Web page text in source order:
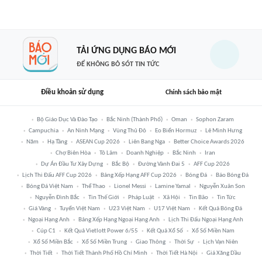
TẢI ỨNG DỤNG BÁO MỚI
ĐỂ KHÔNG BỎ SÓT TIN TỨC
Điều khoản sử dụng Chính sách bảo mật
Bộ Giáo Dục Và Đào Tạo Bắc Ninh (thành Phố) Oman
Sophon Zaram
Campuchia
An Ninh Mạng Vùng Thủ Đô Eo Biển Hormuz
Lê Minh Hưng
Năm
Hạ Tầng ASEAN Cup 2026 Liên Bang Nga
Better Choice Awards 2026
Chợ Biên Hòa
Tô Lâm Doanh Nghiệp Bắc Ninh
Iran
Dự Án Đầu Tư Xây Dựng
Bắc Bộ Đường Vành Đai 5
AFF Cup 2026
Lịch Thi Đấu AFF Cup 2026
Bảng Xếp Hạng AFF Cup 2026 Bóng Đá
Báo Bóng Đá
Bóng Đá Việt Nam
Thể Thao Lionel Messi Lamine Yamal
Nguyễn Xuân Son
Nguyễn Đình Bắc
Tin Thế Giới Pháp Luật Xã Hội Tin Bão
Tin Tức
Giá Vàng
Tuyển Việt Nam U23 Việt Nam U17 Việt Nam
Kết Quả Bóng Đá
Ngoại Hạng Anh
Bảng Xếp Hạng Ngoại Hạng Anh
Lịch Thi Đấu Ngoại Hạng Anh
Cúp C1
Kết Quả Vietlott Power 6/55 Kết Quả Xổ Số
Xổ Số Miền Nam
Xổ Số Miền Bắc
Xổ Số Miền Trung Giao Thông Thời Sự
Lịch Vạn Niên
Thời Tiết
Thời Tiết Thành Phố Hồ Chí Minh Thời Tiết Hà Nội Giá Xăng Dầu